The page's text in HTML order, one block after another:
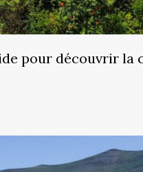
pour découvrir la